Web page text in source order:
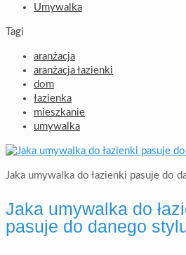
Umywalka
Tagi
aranżacja
aranżacja łazienki
dom
łazienka
mieszkanie
umywalka
Jaka umywalka do łazienki pasuje do
Jaka umywalka do
pasuje do danego